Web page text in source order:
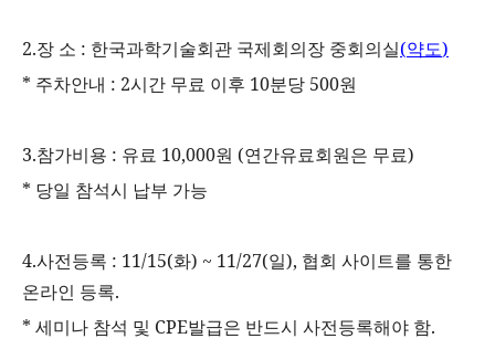
2.장 소 : 한국과학기술회관 국제회의장 중회의실(약도)
* 주차안내 : 2시간 무료 이후 10분당 500원
3.참가비용 : 유료 10,000원 (연간유료회원은 무료)
* 당일 참석시 납부 가능
4.사전등록 : 11/15(화) ~ 11/27(일), 협회 사이트를 통한
온라인 등록.
* 세미나 참석 및 CPE발급은 반드시 사전등록해야 함.